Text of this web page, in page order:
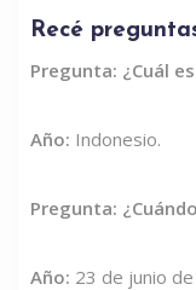
Recé
Pregunta: ¿Cuál
Año: Indonesio.
Pregunta:
Año: 23 de junio